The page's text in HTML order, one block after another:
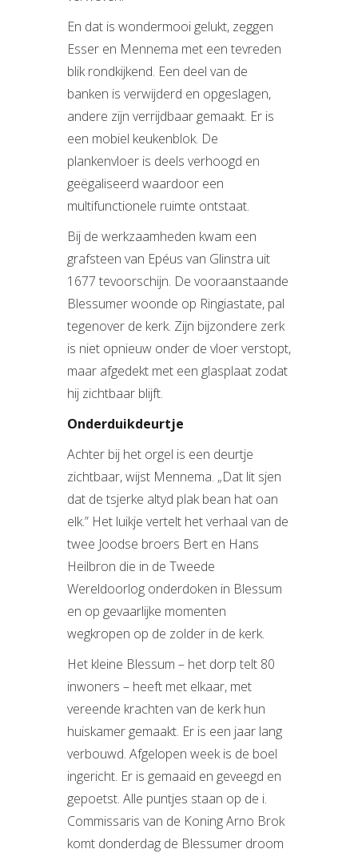
En dat is wondermooi gelukt, zeggen
Esser en Mennema met een tevreden
blik rondkijkend. Een deel van de
banken is verwijderd en opgeslagen,
andere zijn verrijdbaar gemaakt. Er is
een mobiel keukenblok. De
plankenvloer is deels verhoogd en
geëgaliseerd waardoor een
multifunctionele ruimte ontstaat.
Bij de werkzaamheden kwam een
grafsteen van Epéus van Glinstra uit
1677 tevoorschijn. De vooraanstaande
Blessumer woonde op Ringiastate, pal
tegenover de kerk. Zijn bijzondere zerk
is niet opnieuw onder de vloer verstopt,
maar afgedekt met een glasplaat zodat
hij zichtbaar blijft.
Onderduikdeurtje
Achter bij het orgel is een deurtje
zichtbaar, wijst Mennema. „Dat lit sjen
dat de tsjerke altyd plak bean hat oan
elk.” Het luikje vertelt het verhaal van de
twee Joodse broers Bert en Hans
Heilbron die in de Tweede
Wereldoorlog onderdoken in Blessum
en op gevaarlijke momenten
wegkropen op de zolder in de kerk.
Het kleine Blessum – het dorp telt 80
inwoners – heeft met elkaar, met
vereende krachten van de kerk hun
huiskamer gemaakt. Er is een jaar lang
verbouwd. Afgelopen week is de boel
ingericht. Er is gemaaid en geveegd en
gepoetst. Alle puntjes staan op de i.
Commissaris van de Koning Arno Brok
komt donderdag de Blessumer droom